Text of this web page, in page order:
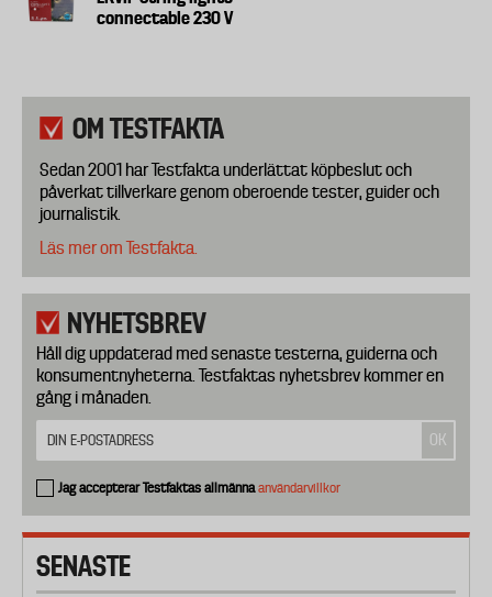
connectable 230 V
OM TESTFAKTA
Sedan 2001 har Testfakta underlättat köpbeslut och
påverkat tillverkare genom oberoende tester, guider och
journalistik.
Läs mer om Testfakta.
NYHETSBREV
Håll dig uppdaterad med senaste testerna, guiderna och
konsumentnyheterna. Testfaktas nyhetsbrev kommer en
gång i månaden.
Jag accepterar Testfaktas allmännaanvändarvillkor
SENASTE